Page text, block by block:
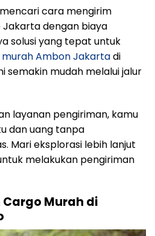
cara mengirim
dengan biaya
solusi yang tepat untuk
murah Ambon Jakartadi
semakin mudah melalui jalur
layanan pengiriman, kamu
dan uang tanpa
Mari eksplorasi lebih lanjut
melakukan pengiriman
Murah di